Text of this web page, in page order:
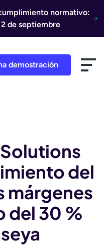
normativo:
de septiembre
demostración
del
márgenes
del 30 %